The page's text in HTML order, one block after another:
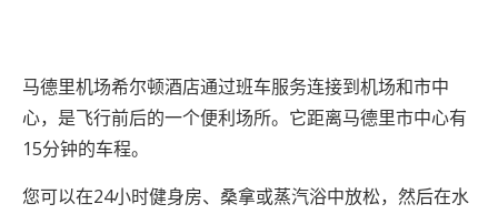
马德里机场希尔顿酒店通过班车服务连接到机场和市中
心，是飞行前后的一个便利场所。它距离马德里市中心有
15分钟的车程。
您可以在24小时健身房、桑拿或蒸汽浴中放松，然后在水